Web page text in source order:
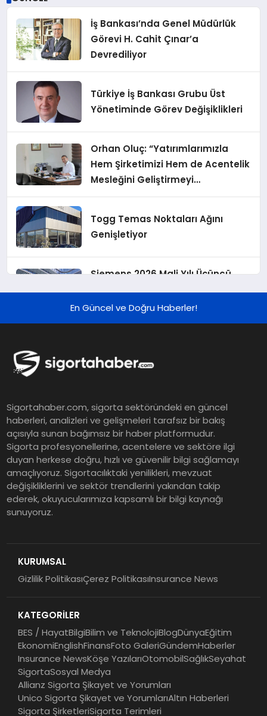
İş Bankası’nda Genel Müdürlük
Görevi H. Cahit Çınar’a
Devrediliyor
Türkiye İş Bankası Grubu Üst
Yönetiminde Görev Değişiklikleri
Orhan Oluç: “Yatırımlarımızla
Hem Şirketimizi Hem de Acentelik
Mesleğini Geliştirmeyi
Hedefliyoruz”
Togg Temas Noktaları Ağını
Genişletiyor
Siemens 2026 Mali Yılı Üçüncü
Çeyreğinde Rekor Sipariş, Kâr ve
Yükseltilen EPS Beklentisi
Finansal Sonuçlarını Açıkladı
Murat Bilim, ANA Sigorta Satış
Grup Müdürü Olarak Atandı
Tasarruf tercihi bölünüyor:
Mevduat kısa vadeyi, koruma
ürünleri uzun vadeyi tutuyor
ING Türkiye 2026 Yılının İlk
En Güncel ve Doğru Haberler!
Sigortahaber.com, sigorta sektöründeki en güncel
haberleri, analizleri ve gelişmeleri tarafsız bir bakış
açısıyla sunan bağımsız bir haber platformudur.
Sigorta profesyonellerine, acentelere ve sektöre ilgi
duyan herkese doğru, hızlı ve güvenilir bilgi sağlamayı
amaçlıyoruz. Sigortacılıktaki yenilikleri, mevzuat
değişikliklerini ve sektör trendlerini yakından takip
ederek, okuyucularımıza kapsamlı bir bilgi kaynağı
sunuyoruz.
KURUMSAL
Gizlilik PolitikasıÇerez PolitikasıInsurance News
KATEGORİLER
BES / HayatBilgiBilim ve TeknolojiBlogDünyaEğitim
EkonomiEnglishFinansFoto GaleriGündemHaberler
Insurance NewsKöşe YazılarıOtomobilSağlıkSeyahat
SigortaSosyal Medya
Allianz Sigorta Şikayet ve Yorumları
Unico Sigorta Şikayet ve YorumlarıAltın Haberleri
Sigorta ŞirketleriSigorta Terimleri